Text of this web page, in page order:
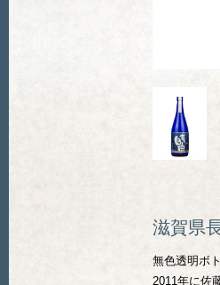
滋賀県
無色透明ボ
2011年に佐